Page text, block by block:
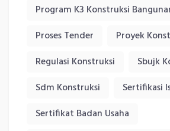
Program K3 Konstruksi
Proses Tender
Proyek
Regulasi Konstruksi
Sbujk
Sdm Konstruksi
Sertifikasi
Sertifikat Badan Usaha